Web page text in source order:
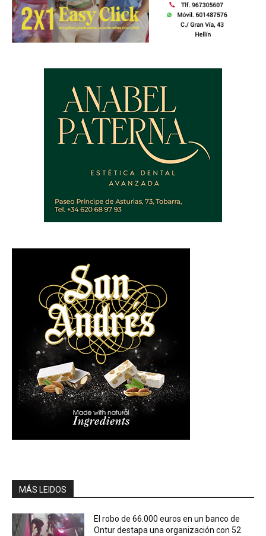
MÁS LEIDOS
El robo de 66.000 euros en un banco de
Ontur destapa una organización con 52